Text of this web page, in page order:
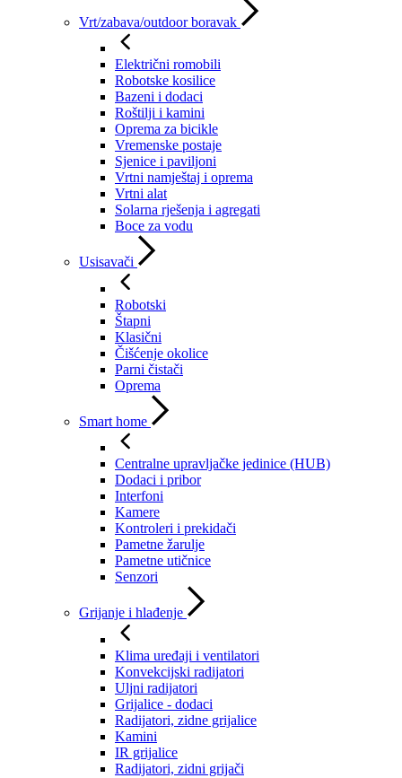
Vrt/zabava/outdoor boravak
Električni romobili
Robotske kosilice
Bazeni i dodaci
Roštilji i kamini
Oprema za bicikle
Vremenske postaje
Sjenice i paviljoni
Vrtni namještaj i oprema
Vrtni alat
Solarna rješenja i agregati
Boce za vodu
Usisavači
Robotski
Štapni
Klasični
Čišćenje okolice
Parni čistači
Oprema
Smart home
Centralne upravljačke jedinice (HUB)
Dodaci i pribor
Interfoni
Kamere
Kontroleri i prekidači
Pametne žarulje
Pametne utičnice
Senzori
Grijanje i hlađenje
Klima uređaji i ventilatori
Konvekcijski radijatori
Uljni radijatori
Grijalice - dodaci
Radijatori, zidne grijalice
Kamini
IR grijalice
Radijatori, zidni grijači